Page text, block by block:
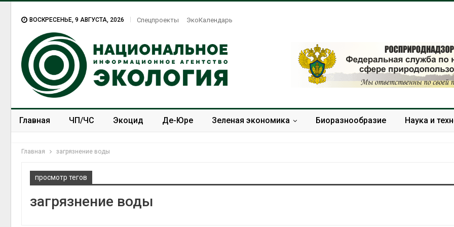
ВОСКРЕСЕНЬЕ, 9 АВГУСТА, 2026 Спецпроекты ЭкоКалендарь
Главная ЧП/ЧС Экоцид Де-Юре Зеленая экономика Биоразнообразие Наука и
Главная загрязнение воды
просмотр тегов
загрязнение воды
Банановые
Бангладеш